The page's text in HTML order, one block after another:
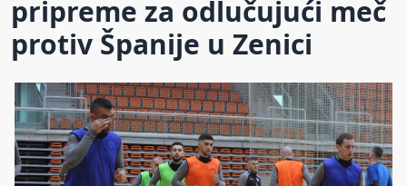
pripreme za odlučujući meč
protiv Španije u Zenici